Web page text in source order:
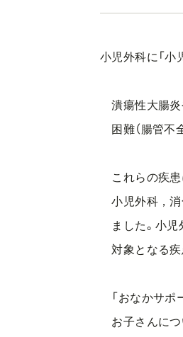
小児外科に「小
潰瘍性大腸炎
困難（腸管不
これらの疾患
小児外科，消
ました。小児
対象となる疾
「おなかサポ
お子さんにつ